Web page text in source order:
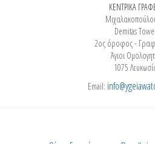
ΚΕΝΤΡΙΚΑ
Demitas
2ος όροφος -
Άγιοι
1075
Email: